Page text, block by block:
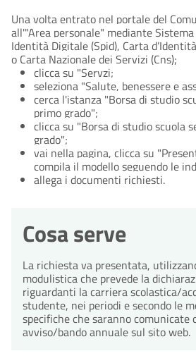
Una volta entrato nel portale del
all'"Area personale" mediante
Identità Digitale (Spid), Carta
o Carta Nazionale dei Servizi (Cns);
clicca su "Servzi;
seleziona "Salute, benessere e
cerca l'istanza "Borsa di studio
primo grado";
clicca su "Borsa di studio scuola
grado";
vai nella pagina, clicca su
compila il modello seguendo le
allega i documenti richiesti.
Cosa serve
La richiesta va presentata,
modulistica che prevede la
riguardanti la carriera scolastica/
studente, nei periodi e secondo le
specifiche che saranno comunicate
avviso/bando annuale sul sito web.